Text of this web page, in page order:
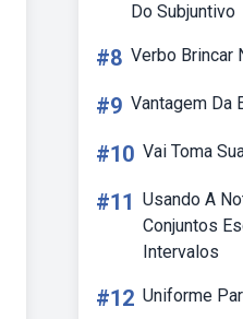
Do Subjuntivo
#8 Verbo Brincar
#9 Vantagem Da
#10 Vai Toma
#11 Usando A
Conjuntos
Intervalos
#12 Uniforme